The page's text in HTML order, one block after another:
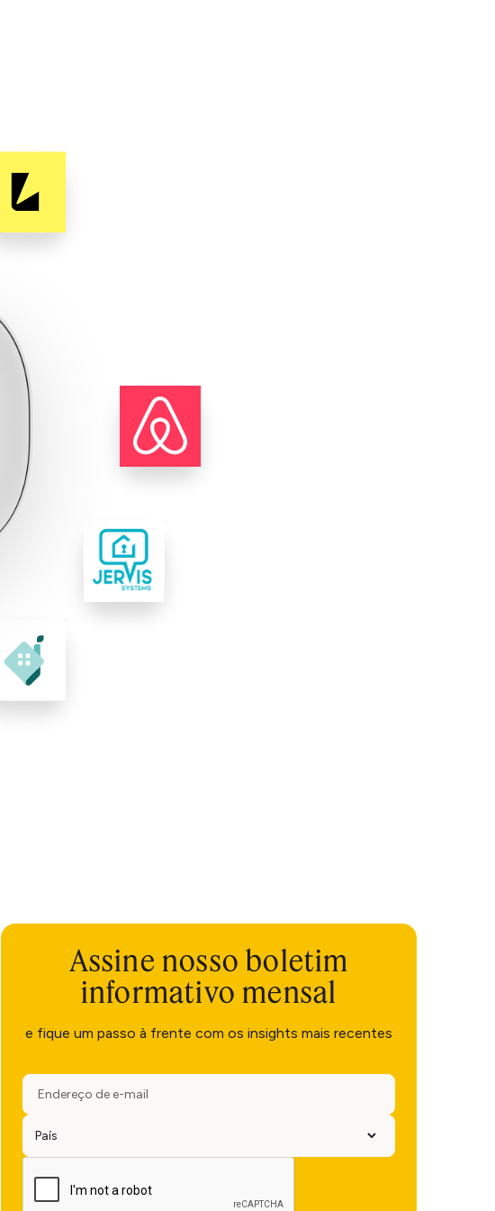
Assine nosso boletim
informativo mensal
e fique um passo à frente com os insights mais recentes